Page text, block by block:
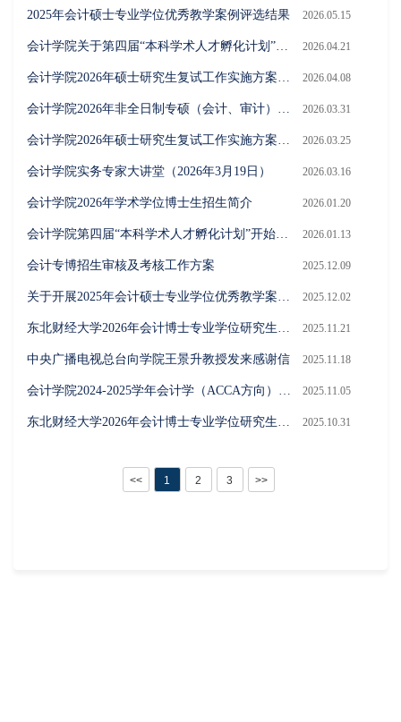
2026.05.15
2025年会计硕士专业学位优秀教学案例评选结果
2026.04.21
会计学院关于第四届“本科学术人才孵化计划”立项名单的公示
2026.04.08
会计学院2026年硕士研究生复试工作实施方案（调剂）
2026.03.31
会计学院2026年非全日制专硕（会计、审计）接收调剂的通知
2026.03.25
会计学院2026年硕士研究生复试工作实施方案（一志愿）
2026.03.16
会计学院实务专家大讲堂（2026年3月19日）
2026.01.20
会计学院2026年学术学位博士生招生简介
2026.01.13
会计学院第四届“本科学术人才孵化计划”开始招募，欢迎同学们踊跃报名！
2025.12.09
会计专博招生审核及考核工作方案
2025.12.02
关于开展2025年会计硕士专业学位优秀教学案例评选工作的通知
2025.11.21
东北财经大学2026年会计博士专业学位研究生报名通知
2025.11.18
中央广播电视总台向学院王景升教授发来感谢信
2025.11.05
会计学院2024-2025学年会计学（ACCA方向）专业本科生“学业优秀奖学金”评选结果公示
2025.10.31
东北财经大学2026年会计博士专业学位研究生招生简章
<< 1 2 3 >>